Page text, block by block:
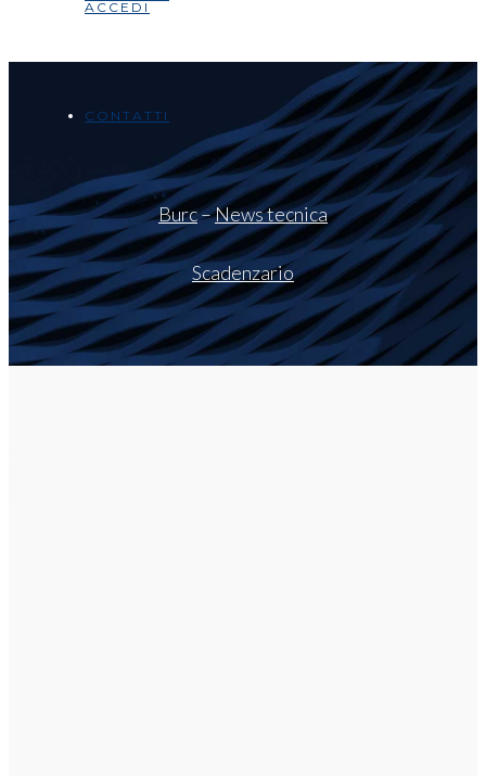
ACCEDI
CONTATTI
Burc–News tecnica
Scadenzario